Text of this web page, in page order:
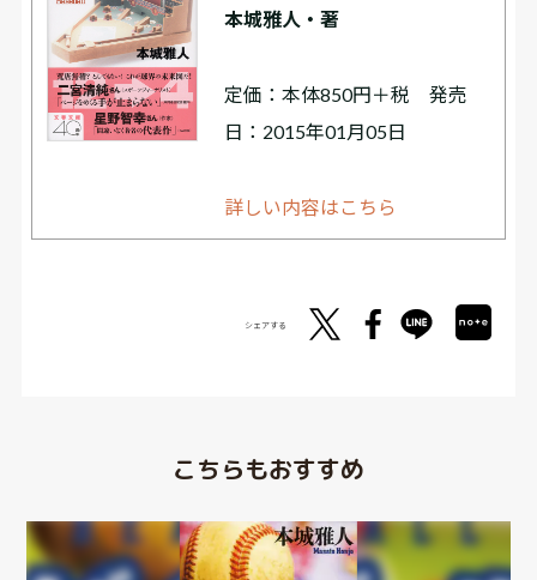
本城雅人・著
定価：本体850円＋税 発売
日：2015年01月05日
詳しい内容はこちら
シェアする
こちらもおすすめ